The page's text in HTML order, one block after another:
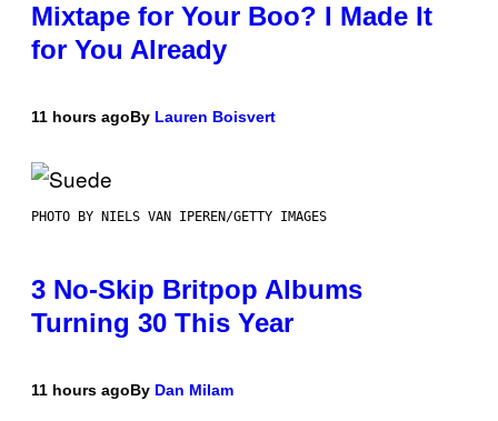
Mixtape for Your Boo? I Made It
for You Already
11 hours agoBy Lauren Boisvert
PHOTO BY NIELS VAN IPEREN/GETTY IMAGES
3 No-Skip Britpop Albums
Turning 30 This Year
11 hours agoBy Dan Milam